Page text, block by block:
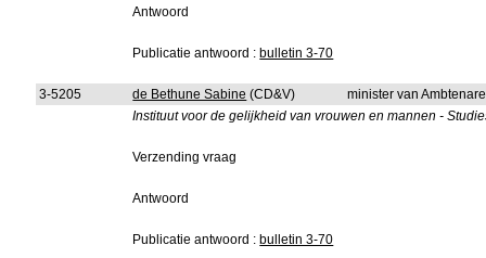
Antwoord
Publicatie antwoord : bulletin 3-70
3-5205 de Bethune Sabine (CD&V)
minister van
Instituut voor de gelijkheid van vrouwen en mannen -
Verzending vraag
Antwoord
Publicatie antwoord : bulletin 3-70